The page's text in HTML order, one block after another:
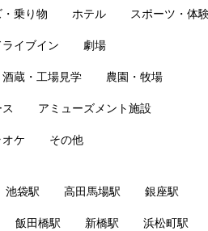
乗り物 ホテル スポーツ・体
イブイン 劇場
酒蔵・工場見学 農園・牧場
アミューズメント施設
オケ その他
池袋駅 高田馬場駅 銀座駅
飯田橋駅 新橋駅 浜松町駅